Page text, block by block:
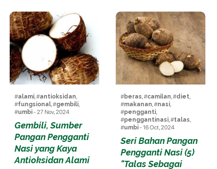
#alami, #antioksidan,
#fungsional, #gembili,
#umbi- 27 Nov, 2024
Gembili, Sumber
Pangan Pengganti
Nasi yang Kaya
Antioksidan Alami
#beras, #camilan, #diet,
#makanan, #nasi,
#pengganti,
#penggantinasi, #talas,
#umbi- 16 Oct, 2024
Seri Bahan Pangan
Pengganti Nasi (5)
"Talas Sebagai